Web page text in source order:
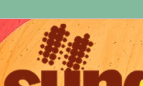
Frankfurt
Mode, Club- und Dark-Wear seit 2004